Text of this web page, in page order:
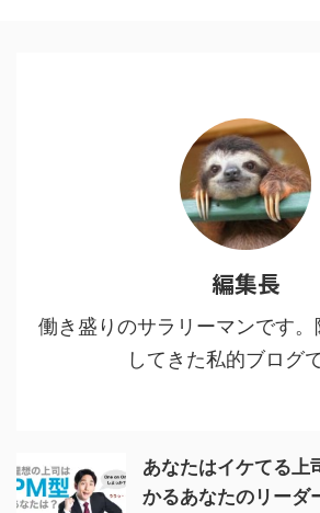
奔走し設立に至った学校（日本の
編集長
働き盛りのサラリーマンです
してきた私的ブログで
あなたはイケてる上
かるあなたのリーダ